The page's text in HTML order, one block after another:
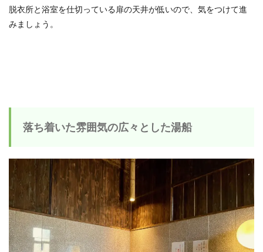
脱衣所と浴室を仕切っている扉の天井が低いので、気をつけて進
みましょう。
落ち着いた雰囲気の広々とした湯船